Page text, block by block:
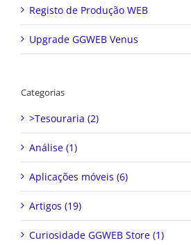
Registo de Produção WEB
Upgrade GGWEB Venus
Categorias
>Tesouraria (2)
Análise (1)
Aplicações móveis (6)
Artigos (19)
Curiosidade GGWEB Store (1)